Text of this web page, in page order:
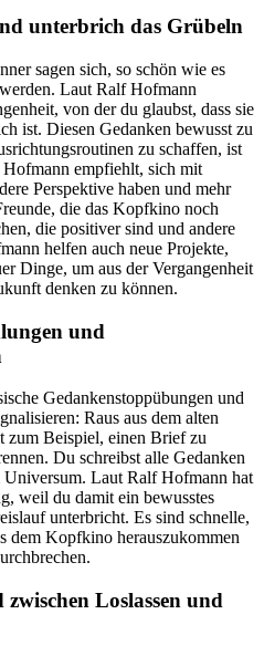
unterbrich das Grübeln
sagen sich, so schön wie es
Laut Ralf Hofmann
von der du glaubst, dass sie
ist. Diesen Gedanken bewusst zu
zu schaffen, ist
empfiehlt, sich mit
Perspektive haben und mehr
die das Kopfkino noch
die positiver sind und andere
helfen auch neue Projekte,
Dinge, um aus der Vergangenheit
denken zu können.
und
Gedankenstoppübungen und
Raus aus dem alten
zum Beispiel, einen Brief zu
Du schreibst alle Gedanken
Universum. Laut Ralf Hofmann hat
weil du damit ein bewusstes
unterbricht. Es sind schnelle,
dem Kopfkino herauszukommen
zwischen Loslassen und